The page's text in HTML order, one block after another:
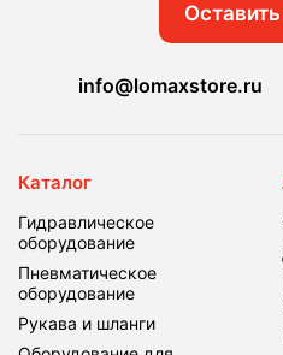
info@lomaxstore.ru
Каталог
Гидравлическое
оборудование
Пневматическое
оборудование
Рукава и шланги